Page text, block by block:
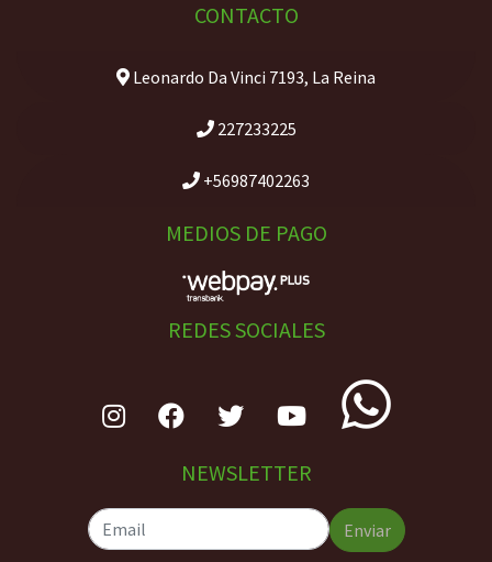
CONTACTO
Leonardo Da Vinci 7193, La Reina
227233225
+56987402263
MEDIOS DE PAGO
REDES SOCIALES
NEWSLETTER
Enviar